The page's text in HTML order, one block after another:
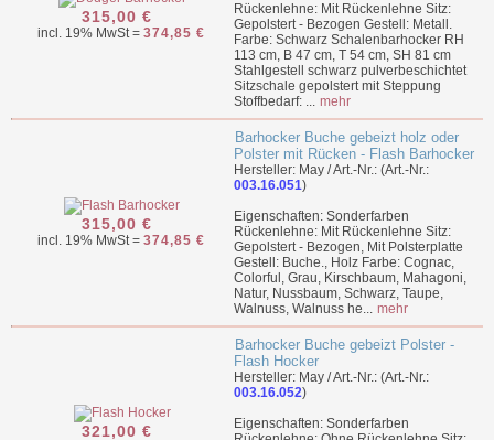
315,00 €
incl. 19% MwSt = 374,85 €
Rückenlehne: Mit Rückenlehne Sitz:
Gepolstert - Bezogen Gestell: Metall.
Farbe: Schwarz Schalenbarhocker RH
113 cm, B 47 cm, T 54 cm, SH 81 cm
Stahlgestell schwarz pulverbeschichtet
Sitzschale gepolstert mit Steppung
Stoffbedarf: ... mehr
315,00 €
incl. 19% MwSt = 374,85 €
Barhocker Buche gebeizt holz oder
Polster mit Rücken - Flash Barhocker
Hersteller: May / Art.-Nr.: (Art.-Nr.:
003.16.051)
Eigenschaften: Sonderfarben
Rückenlehne: Mit Rückenlehne Sitz:
Gepolstert - Bezogen, Mit Polsterplatte
Gestell: Buche., Holz Farbe: Cognac,
Colorful, Grau, Kirschbaum, Mahagoni,
Natur, Nussbaum, Schwarz, Taupe,
Walnuss, Walnuss he... mehr
321,00 €
Barhocker Buche gebeizt Polster -
Flash Hocker
Hersteller: May / Art.-Nr.: (Art.-Nr.:
003.16.052)
Eigenschaften: Sonderfarben